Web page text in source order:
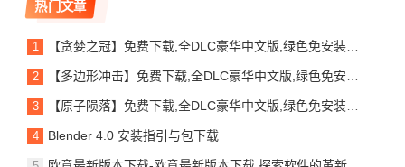
热门文章
【贪婪之冠】免费下载,全DLC豪华中文版,绿色免安装、解压即玩.
【多边形冲击】免费下载,全DLC豪华中文版,绿色免安装、解压即玩.
【原子陨落】免费下载,全DLC豪华中文版,绿色免安装、解压即玩.
Blender 4.0 安装指引与包下载